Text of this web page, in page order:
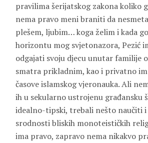
pravilima šerijatskog zakona koliko
nema pravo meni braniti da
plešem, ljubim… koga želim i kada
horizontu mog svjetonazora, Pezić
odgajati svoju djecu unutar familije
smatra prikladnim, kao i privatno
časove islamskog vjeronauka. Ali
ih u sekularno ustrojenu građansku
idealno-tipski, trebali nešto naučiti
srodnosti bliskih monoteističkih
ima pravo, zapravo nema nikakvo